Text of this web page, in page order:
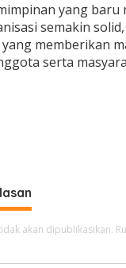
yang baru
semakin
memberikan
serta
akan dipublikasikan.